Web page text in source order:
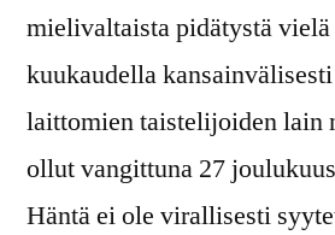
mielivaltaista pidätystä
kuukaudella
laittomien taistelijoiden lain
ollut vangittuna 27
Häntä ei ole virallisesti